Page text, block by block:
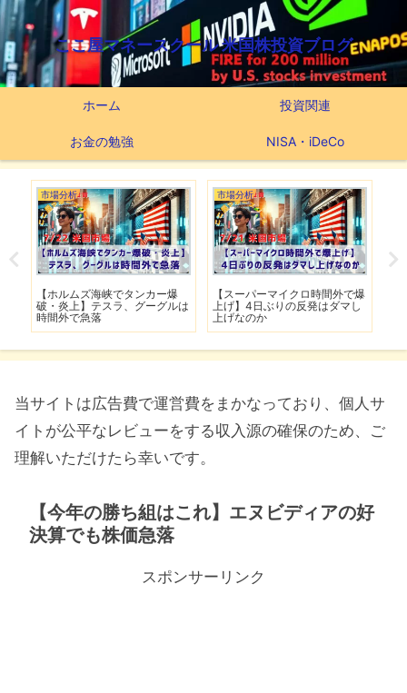
ここ屋マネースクール 米国株投資ブログ
ホーム 投資関連
お金の勉強 NISA・iDeCo
市場分析
【ホルムズ海峡でタンカー爆
破・炎上】テスラ、グーグルは
時間外で急落
市場分析
【スーパーマイクロ時間外で爆
上げ】4日ぶりの反発はダマし
上げなのか
当サイトは広告費で運営費をまかなっており、個人サ
イトが公平なレビューをする収入源の確保のため、ご
理解いただけたら幸いです。
【今年の勝ち組はこれ】エヌビディアの好
決算でも株価急落
スポンサーリンク